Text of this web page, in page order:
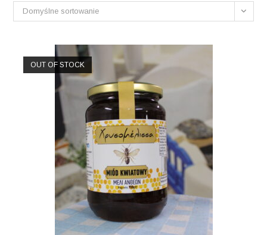
Domyślne sortowanie
OUT OF STOCK